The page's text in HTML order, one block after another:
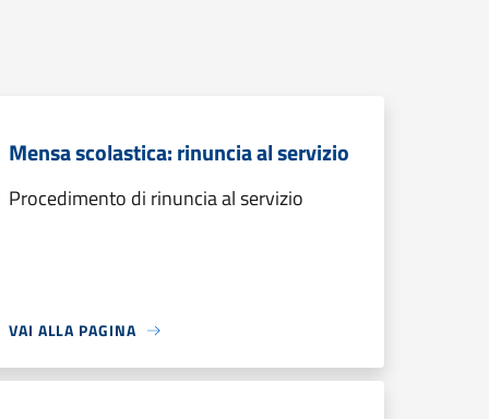
Mensa scolastica: rinuncia al servizio
Procedimento di rinuncia al servizio
VAI ALLA PAGINA